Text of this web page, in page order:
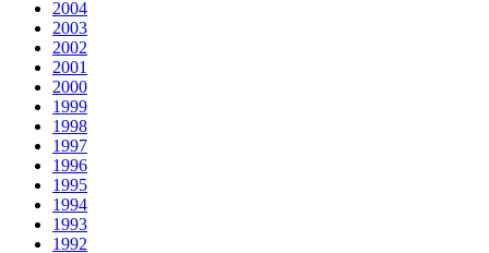
2004
2003
2002
2001
2000
1999
1998
1997
1996
1995
1994
1993
1992